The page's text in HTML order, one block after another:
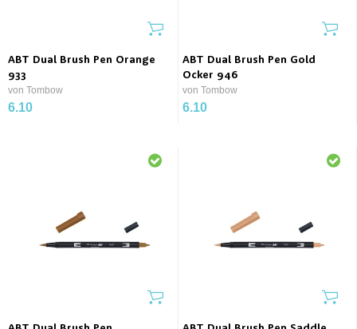
ABT Dual Brush Pen Orange
933
von Tombow
6.10
ABT Dual Brush Pen Gold
Ocker 946
von Tombow
6.10